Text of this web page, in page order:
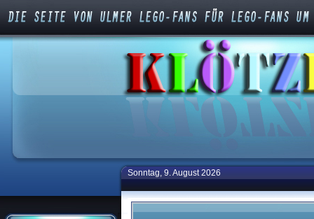
Sonntag, 9. August 2026